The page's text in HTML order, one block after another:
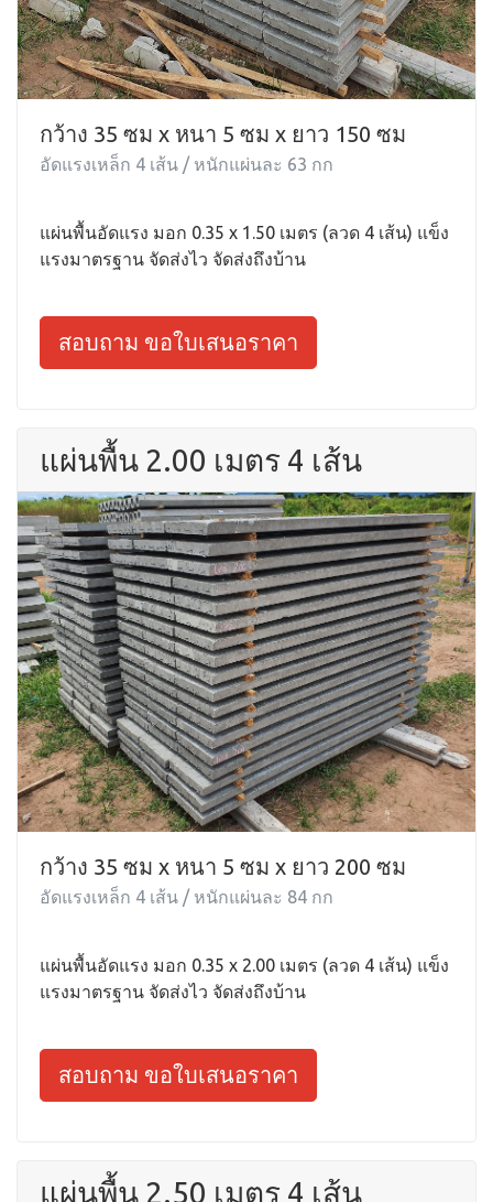
กว้าง 35 ซม x หนา 5 ซม x ยาว 150 ซม
อัดแรงเหล็ก 4 เส้น / หนักแผ่นละ 63 กก
แผ่นพื้นอัดแรง มอก 0.35 x 1.50 เมตร (ลวด 4 เส้น) แข็ง
แรงมาตรฐาน จัดส่งไว จัดส่งถึงบ้าน
สอบถาม ขอใบเสนอราคา
แผ่นพื้น 2.00 เมตร 4 เส้น
กว้าง 35 ซม x หนา 5 ซม x ยาว 200 ซม
อัดแรงเหล็ก 4 เส้น / หนักแผ่นละ 84 กก
แผ่นพื้นอัดแรง มอก 0.35 x 2.00 เมตร (ลวด 4 เส้น) แข็ง
แรงมาตรฐาน จัดส่งไว จัดส่งถึงบ้าน
สอบถาม ขอใบเสนอราคา
แผ่นพื้น 2.50 เมตร 4 เส้น